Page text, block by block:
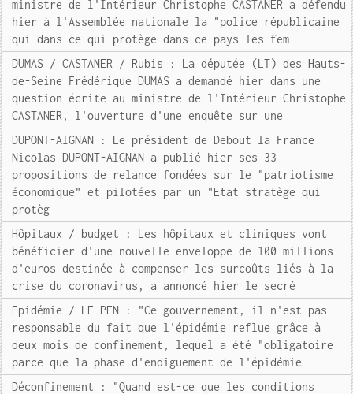
ministre de l'Intérieur Christophe CASTANER a défendu
hier à l'Assemblée nationale la "police républicaine
qui dans ce qui protège dans ce pays les fem
DUMAS / CASTANER / Rubis : La députée (LT) des Hauts-
de-Seine Frédérique DUMAS a demandé hier dans une
question écrite au ministre de l'Intérieur Christophe
CASTANER, l'ouverture d'une enquête sur une
DUPONT-AIGNAN : Le président de Debout la France
Nicolas DUPONT-AIGNAN a publié hier ses 33
propositions de relance fondées sur le "patriotisme
économique" et pilotées par un "Etat stratège qui
protèg
Hôpitaux / budget : Les hôpitaux et cliniques vont
bénéficier d'une nouvelle enveloppe de 100 millions
d'euros destinée à compenser les surcoûts liés à la
crise du coronavirus, a annoncé hier le secré
Epidémie / LE PEN : "Ce gouvernement, il n'est pas
responsable du fait que l'épidémie reflue grâce à
deux mois de confinement, lequel a été "obligatoire
parce que la phase d'endiguement de l'épidémie
Déconfinement : "Quand est-ce que les conditions